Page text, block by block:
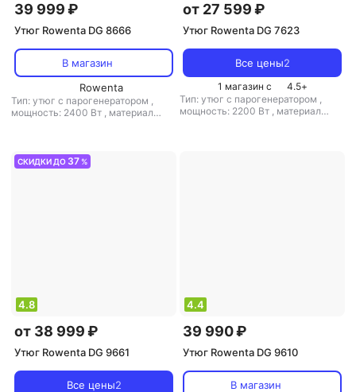
39 999 ₽
Утюг Rowenta DG 8666
В магазин
Rowenta
Тип: утюг с парогенератором ,
мощность: 2400 Вт , материал
от 27 599 ₽
Утюг Rowenta DG 7623
Все цены2
1 магазин с 4.5+
Тип: утюг с парогенератором ,
мощность: 2200 Вт , материал
СКИДКИ ДО 37 %
4.8
от 38 999 ₽
Утюг Rowenta DG 9661
Все цены2
4.4
39 990 ₽
Утюг Rowenta DG 9610
В магазин